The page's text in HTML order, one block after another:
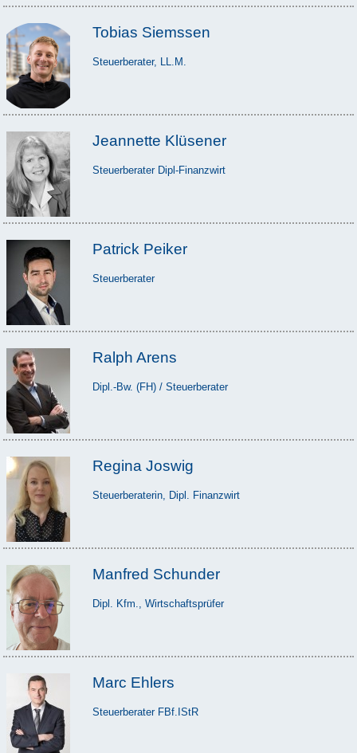
Tobias Siemssen
Steuerberater, LL.M.
Jeannette Klüsener
Steuerberater Dipl-Finanzwirt
Patrick Peiker
Steuerberater
Ralph Arens
Dipl.-Bw. (FH) / Steuerberater
Regina Joswig
Steuerberaterin, Dipl. Finanzwirt
Manfred Schunder
Dipl. Kfm., Wirtschaftsprüfer
Marc Ehlers
Steuerberater FBf.IStR